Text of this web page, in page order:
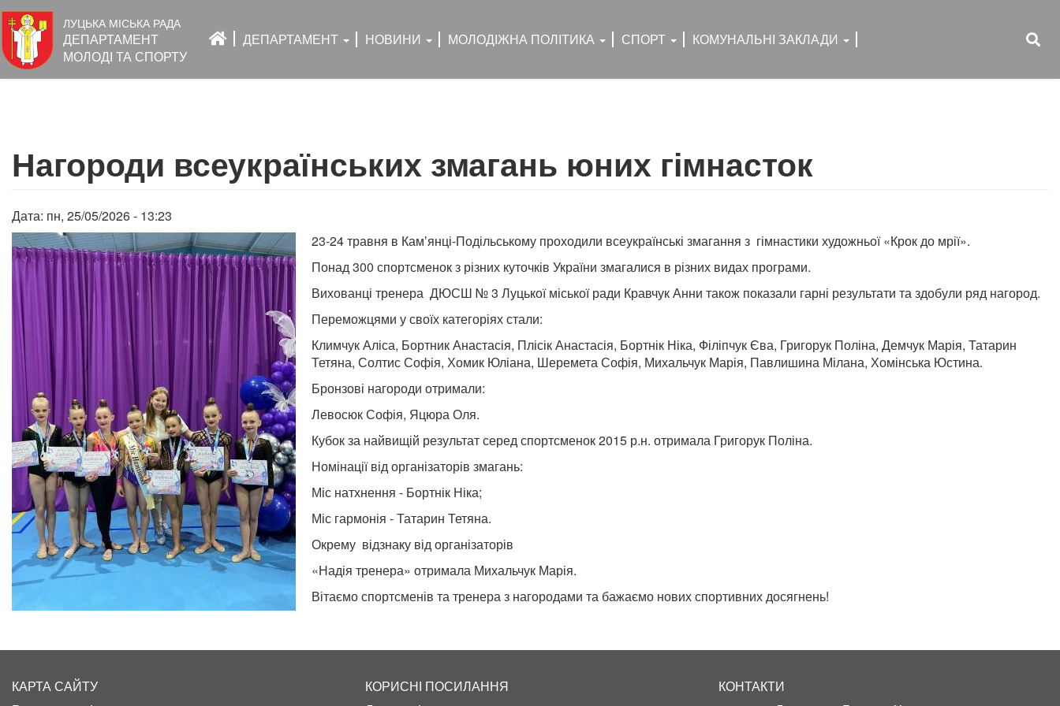
основного
вмісту
ЛУЦЬКА МІСЬКА РАДА
ДЕПАРТАМЕНТ
МОЛОДІ ТА СПОРТУ
навіґація
ДЕПАРТАМЕНТ НОВИНИ МОЛОДІЖНА ПОЛІТИКА СПОРТ КОМУНАЛЬНІ ЗАКЛАДИ
Нагороди всеукраїнських змагань юних гімнасток
Дата: пн, 25/05/2026 - 13:23
23-24 травня в Камʼянці-Подільському проходили всеукраїнські змагання з гімнастики художньої «Крок до мрії».
Понад 300 спортсменок з різних куточків України змагалися в різних видах програми.
Вихованці тренера ДЮСШ № 3 Луцької міської ради Кравчук Анни також показали гарні результати та здобули ряд нагород.
Переможцями у своїх категоріях стали:
Климчук Аліса, Бортник Анастасія, Плісік Анастасія, Бортнік Ніка, Філіпчук Єва, Григорук Поліна, Демчук Марія, Татарин
Тетяна, Солтис Софія, Хомик Юліана, Шеремета Софія, Михальчук Марія, Павлишина Мілана, Хомінська Юстина.
Бронзові нагороди отримали:
Левосюк Софія, Яцюра Оля.
Кубок за найвищій результат серед спортсменок 2015 р.н. отримала Григорук Поліна.
Номінації від організаторів змагань:
Міс натхнення - Бортнік Ніка;
Міс гармонія - Татарин Тетяна.
Окрему відзнаку від організаторів
«Надія тренера» отримала Михальчук Марія.
Вітаємо спортсменів та тренера з нагородами та бажаємо нових спортивних досягнень!
КАРТА САЙТУ
КОРИСНІ ПОСИЛАННЯ
КОНТАКТИ